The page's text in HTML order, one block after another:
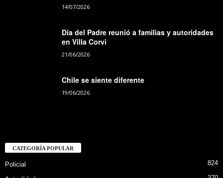
14/07/2026
Día del Padre reunió a familias y autoridades
en Villa Corvi
21/06/2026
Chile se siente diferente
19/06/2026
CATEGORÍA POPULAR
Policial 824